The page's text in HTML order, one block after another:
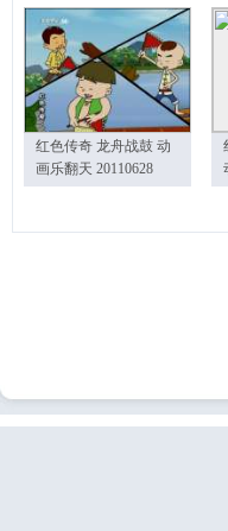
红色传奇 龙舟战鼓 动
画乐翻天 20110628